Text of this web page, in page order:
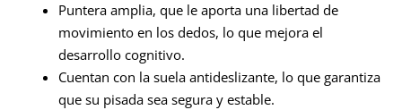
Puntera amplia, que le aporta una libertad de
movimiento en los dedos, lo que mejora el
desarrollo cognitivo.
Cuentan con la suela antideslizante, lo que garantiza
que su pisada sea segura y estable.